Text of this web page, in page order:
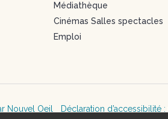
Médiathèque
Cinémas Salles spectacles
Emploi
Nouvel Oeil Déclaration d’accessibilité